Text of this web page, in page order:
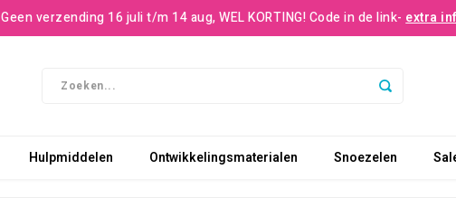
Geen verzending 16 juli t/m 14 aug, WEL KORTING! Code in de link- extra
Hulpmiddelen Ontwikkelingsmaterialen Snoezelen